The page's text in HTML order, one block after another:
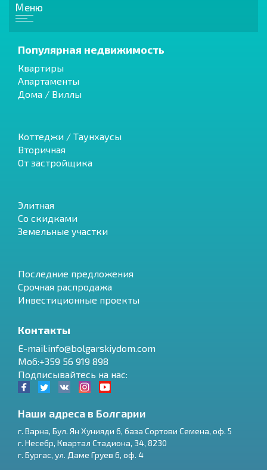
Меню
Популярная недвижимость
Квартиры
Апартаменты
Дома / Виллы
Коттеджи / Таунхаусы
Вторичная
От застройщика
Элитная
Со скидками
Земельные участки
Последние предложения
Срочная распродажа
Инвестиционные проекты
Контакты
E-mail:info@bolgarskiydom.com
Моб:+359 56 919 898
Подписывайтесь на нас:
Наши адреса в Болгарии
г. Варна, Бул. Ян Хунияди 6, база Сортови Семена, оф. 5
г. Несебр, Квартал Стадиона, 34, 8230
г. Бургас, ул. Даме Груев 6, оф. 4